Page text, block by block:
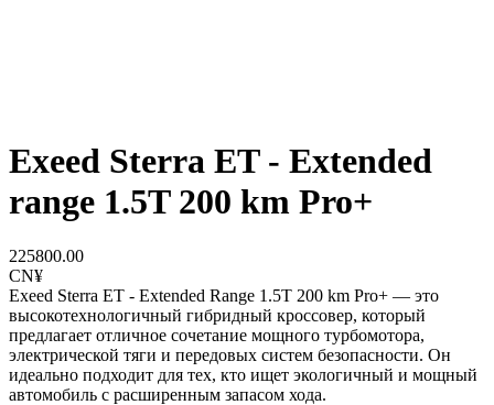
Exeed Sterra ET - Extended
range 1.5T 200 km Pro+
225800.00
CN¥
Exeed Sterra ET - Extended Range 1.5T 200 km Pro+ — это
высокотехнологичный гибридный кроссовер, который
предлагает отличное сочетание мощного турбомотора,
электрической тяги и передовых систем безопасности. Он
идеально подходит для тех, кто ищет экологичный и мощный
автомобиль с расширенным запасом хода.